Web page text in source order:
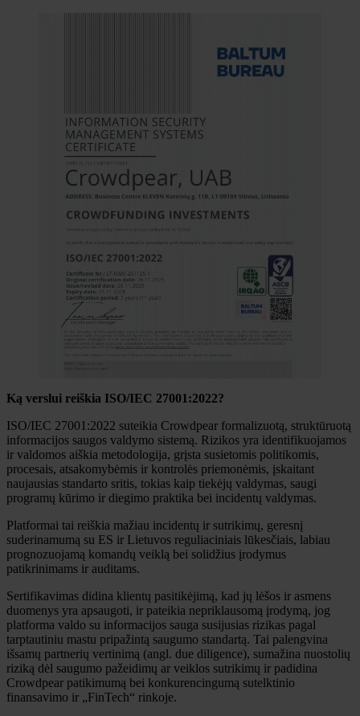
Ką verslui reiškia ISO/IEC 27001:2022?
ISO/IEC 27001:2022 suteikia Crowdpear formalizuotą, struktūruotą
informacijos saugos valdymo sistemą. Rizikos yra identifikuojamos
ir valdomos aiškia metodologija, grįsta susietomis politikomis,
procesais, atsakomybėmis ir kontrolės priemonėmis, įskaitant
naujausias standarto sritis, tokias kaip tiekėjų valdymas, saugi
programų kūrimo ir diegimo praktika bei incidentų valdymas.
Platformai tai reiškia mažiau incidentų ir sutrikimų, geresnį
suderinamumą su ES ir Lietuvos reguliaciniais lūkesčiais, labiau
prognozuojamą komandų veiklą bei solidžius įrodymus
patikrinimams ir auditams.
Sertifikavimas didina klientų pasitikėjimą, kad jų lėšos ir asmens
duomenys yra apsaugoti, ir pateikia nepriklausomą įrodymą, jog
platforma valdo su informacijos sauga susijusias rizikas pagal
tarptautiniu mastu pripažintą saugumo standartą. Tai palengvina
išsamų partnerių vertinimą (angl. due diligence), sumažina nuostolių
riziką dėl saugumo pažeidimų ar veiklos sutrikimų ir padidina
Crowdpear patikimumą bei konkurencingumą sutelktinio
finansavimo ir „FinTech“ rinkoje.